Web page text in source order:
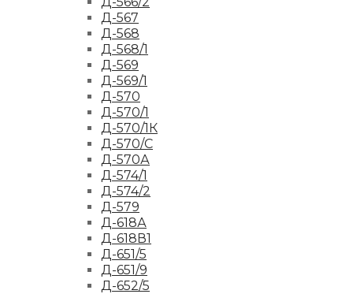
Д-567
Д-568
Д-568/1
Д-569
Д-569/1
Д-570
Д-570/1
Д-570/1К
Д-570/С
Д-570А
Д-574/1
Д-574/2
Д-579
Д-618А
Д-618В1
Д-651/5
Д-651/9
Д-652/5